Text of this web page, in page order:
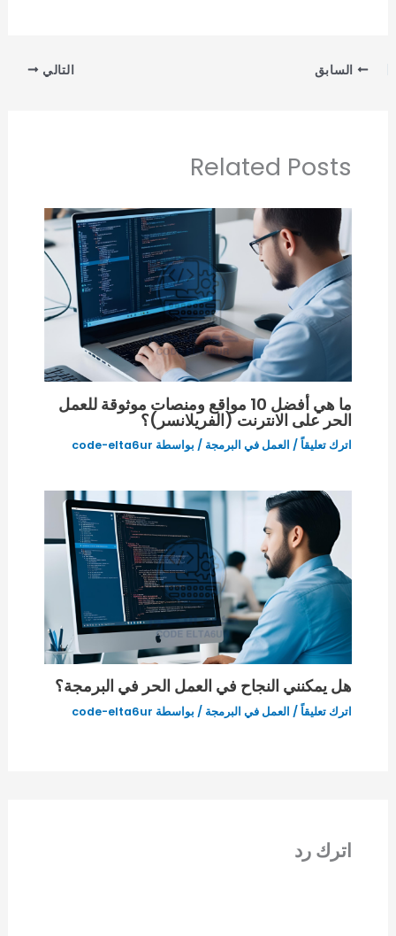
السابق التالي
Related Posts
ما هي أفضل 10 مواقع ومنصات موثوقة للعمل
الحر على الانترنت (الفريلانسر)؟
اترك تعليقاً / العمل في البرمجة / بواسطة code-elta6ur
هل يمكنني النجاح في العمل الحر في البرمجة؟
اترك تعليقاً/ العمل في البرمجة / بواسطة code-elta6ur
اترك رد